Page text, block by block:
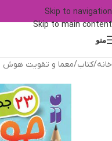
Skip to navigation
Skip to main content
منو
خانه/کتاب/معما و تقویت هوش